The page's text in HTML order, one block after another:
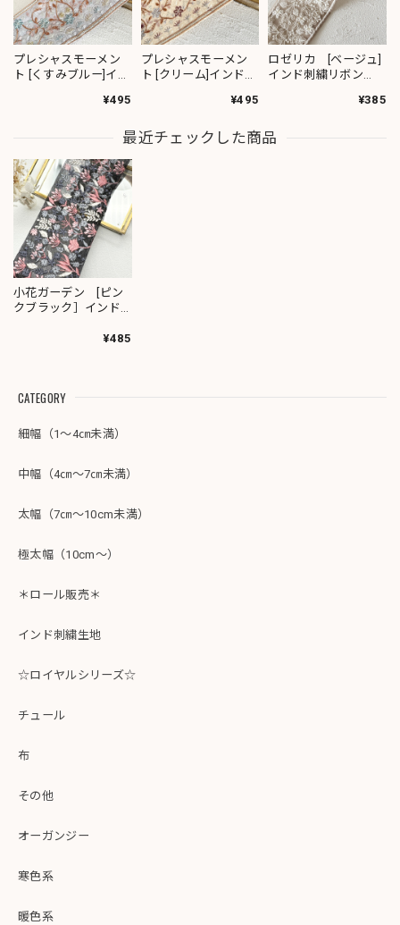
プレシャスモーメン
ト [くすみブルー]イン
¥495
プレシャスモーメン
ト [クリーム]インド刺
¥495
ロゼリカ [ベージュ]
インド刺繍リボン
¥385
最近チェックした商品
小花ガーデン [ピン
クブラック］インド
¥485
CATEGORY
細幅（1～4㎝未満）
中幅（4㎝～7㎝未満）
太幅（7㎝～10cm未満）
極太幅（10cm～）
＊ロール販売＊
インド刺繍生地
☆ロイヤルシリーズ☆
チュール
布
その他
オーガンジー
寒色系
暖色系